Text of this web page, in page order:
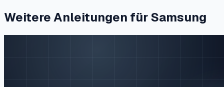
Weitere Anleitungen für Samsung